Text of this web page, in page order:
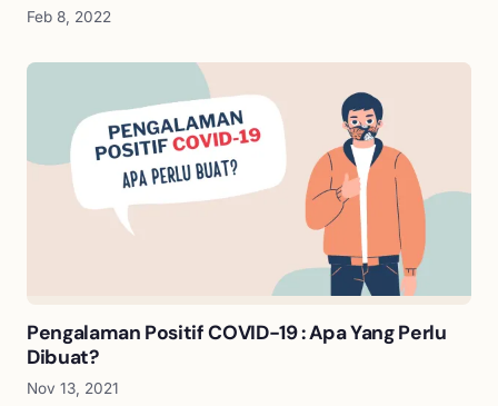
Feb 8, 2022
Pengalaman Positif COVID-19 : Apa Yang Perlu
Dibuat?
Nov 13, 2021